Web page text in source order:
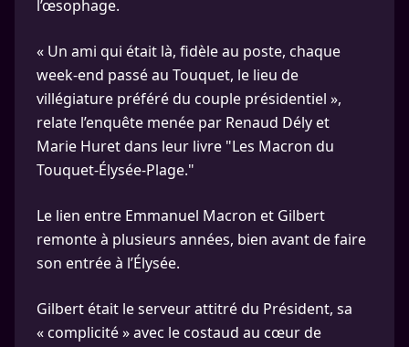
l’œsophage.
« Un ami qui était là, fidèle au poste, chaque
week-end passé au Touquet, le lieu de
villégiature préféré du couple présidentiel »,
relate l’enquête menée par Renaud Dély et
Marie Huret dans leur livre "Les Macron du
Touquet-Élysée-Plage."
Le lien entre Emmanuel Macron et Gilbert
remonte à plusieurs années, bien avant de faire
son entrée à l’Élysée.
Gilbert était le serveur attitré du Président, sa
« complicité » avec le costaud au cœur de